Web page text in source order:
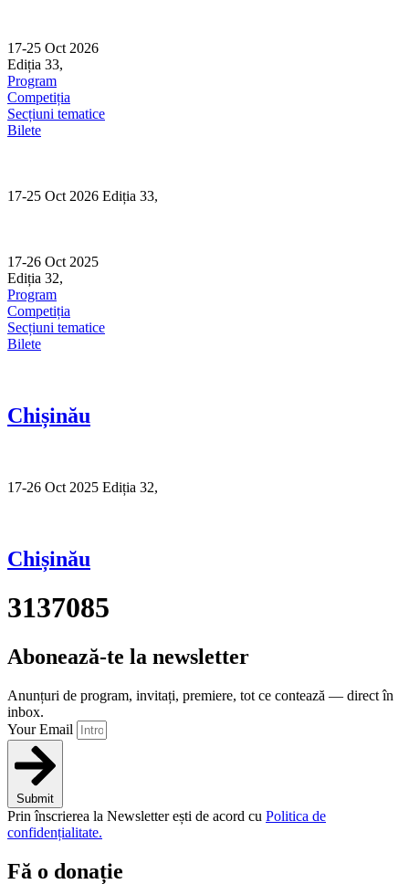
content
17-25 Oct 2026
Ediția 33,
Program
Competiția
Secțiuni tematice
Bilete
17-25 Oct 2026 Ediția 33,
17-26 Oct 2025
Ediția 32,
Program
Competiția
Secțiuni tematice
Bilete
Chișinău
17-26 Oct 2025 Ediția 32,
Chișinău
3137085
Abonează-te la newsletter
Anunțuri de program, invitați, premiere, tot ce contează — direct în
inbox.
Your Email
Submit
Prin înscrierea la Newsletter ești de acord cu Politica de
confidențialitate.
Fă o donație